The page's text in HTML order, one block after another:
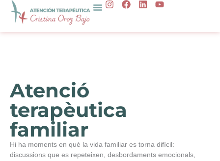
Salta
I
t
F
e
L
k
Y
t
Atenció
terapèutica
familiar
Hi ha moments en què la vida familiar es torna difícil:
discussions que es repeteixen, desbordaments emocionals,